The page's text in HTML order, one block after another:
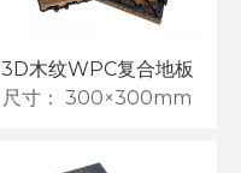
3D木纹WPC复合地板
尺寸： 300×300mm